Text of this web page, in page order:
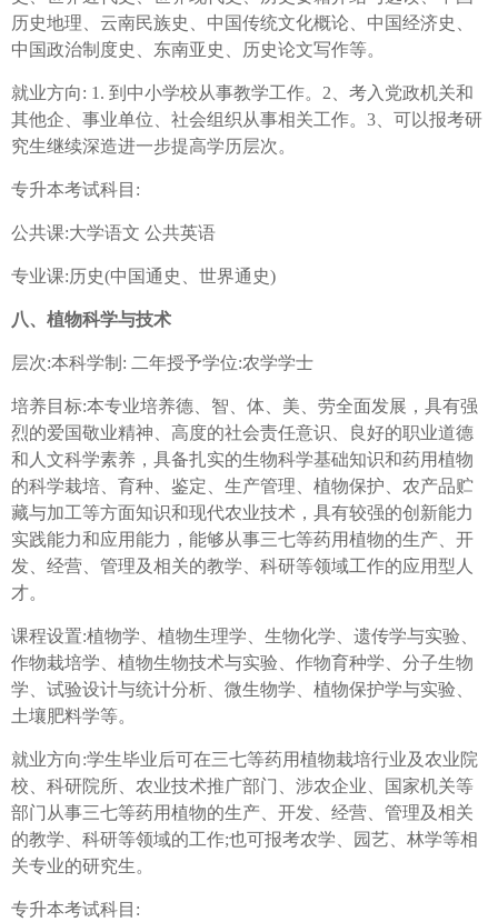
历史地理、云南民族史、中国传统文化概论、中国经济史、
中国政治制度史、东南亚史、历史论文写作等。
就业方向: 1. 到中小学校从事教学工作。2、考入党政机关和
其他企、事业单位、社会组织从事相关工作。3、可以报考研
究生继续深造进一步提高学历层次。
专升本考试科目:
公共课:大学语文 公共英语
专业课:历史(中国通史、世界通史)
八、植物科学与技术
层次:本科学制: 二年授予学位:农学学士
培养目标:本专业培养德、智、体、美、劳全面发展，具有强
烈的爱国敬业精神、高度的社会责任意识、良好的职业道德
和人文科学素养，具备扎实的生物科学基础知识和药用植物
的科学栽培、育种、鉴定、生产管理、植物保护、农产品贮
藏与加工等方面知识和现代农业技术，具有较强的创新能力
实践能力和应用能力，能够从事三七等药用植物的生产、开
发、经营、管理及相关的教学、科研等领域工作的应用型人
才。
课程设置:植物学、植物生理学、生物化学、遗传学与实验、
作物栽培学、植物生物技术与实验、作物育种学、分子生物
学、试验设计与统计分析、微生物学、植物保护学与实验、
土壤肥料学等。
就业方向:学生毕业后可在三七等药用植物栽培行业及农业院
校、科研院所、农业技术推广部门、涉农企业、国家机关等
部门从事三七等药用植物的生产、开发、经营、管理及相关
的教学、科研等领域的工作;也可报考农学、园艺、林学等相
关专业的研究生。
专升本考试科目: